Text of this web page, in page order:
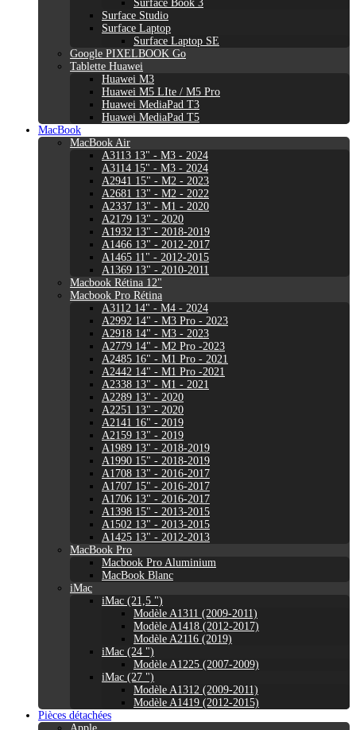
Surface Book 3
Surface Studio
Surface Laptop
Surface Laptop SE
Google PIXELBOOK Go
Tablette Huawei
Huawei M3
Huawei M5 LIte / M5 Pro
Huawei MediaPad T3
Huawei MediaPad T5
MacBook
MacBook Air
A3113 13" - M3 - 2024
A3114 15" - M3 - 2024
A2941 15" - M2 - 2023
A2681 13" - M2 - 2022
A2337 13" - M1 - 2020
A2179 13" - 2020
A1932 13" - 2018-2019
A1466 13" - 2012-2017
A1465 11" - 2012-2015
A1369 13" - 2010-2011
Macbook Rétina 12"
Macbook Pro Rétina
A3112 14" - M4 - 2024
A2992 14" - M3 Pro - 2023
A2918 14" - M3 - 2023
A2779 14" - M2 Pro -2023
A2485 16" - M1 Pro - 2021
A2442 14" - M1 Pro -2021
A2338 13" - M1 - 2021
A2289 13" - 2020
A2251 13" - 2020
A2141 16" - 2019
A2159 13" - 2019
A1989 13" - 2018-2019
A1990 15" - 2018-2019
A1708 13" - 2016-2017
A1707 15" - 2016-2017
A1706 13" - 2016-2017
A1398 15" - 2013-2015
A1502 13" - 2013-2015
A1425 13" - 2012-2013
MacBook Pro
Macbook Pro Aluminium
MacBook Blanc
iMac
iMac (21,5 ")
Modèle A1311 (2009-2011)
Modèle A1418 (2012-2017)
Modèle A2116 (2019)
iMac (24 ")
Modèle A1225 (2007-2009)
iMac (27 ")
Modèle A1312 (2009-2011)
Modèle A1419 (2012-2015)
Pièces détachées